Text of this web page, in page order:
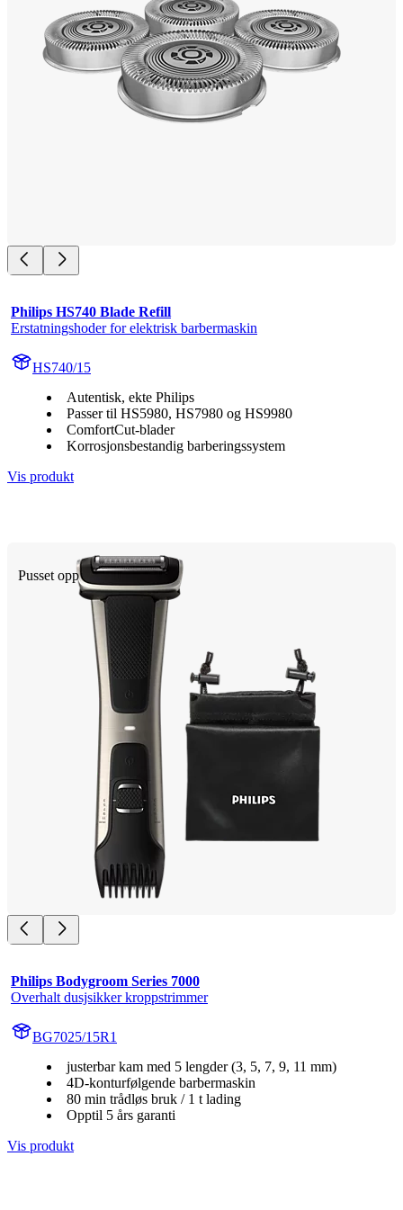
Philips HS740 Blade Refill
Erstatningshoder for elektrisk barbermaskin
HS740/15
Autentisk, ekte Philips
Passer til HS5980, HS7980 og HS9980
ComfortCut-blader
Korrosjonsbestandig barberingssystem
Vis produkt
Pusset opp
Philips Bodygroom Series 7000
Overhalt dusjsikker kroppstrimmer
BG7025/15R1
justerbar kam med 5 lengder (3, 5, 7, 9, 11 mm)
4D-konturfølgende barbermaskin
80 min trådløs bruk / 1 t lading
Opptil 5 års garanti
Vis produkt